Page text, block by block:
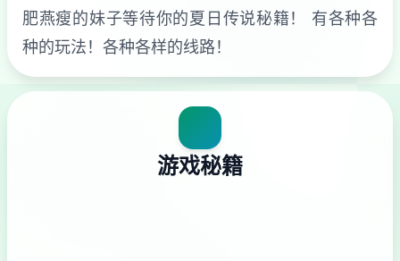
肥燕瘦的妹子等待你的夏日传说秘籍！ 有各种各
种的玩法！各种各样的线路！
游戏秘籍